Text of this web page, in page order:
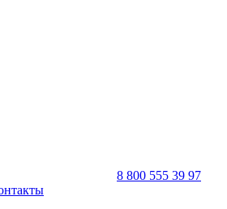
8 800 555 39 97